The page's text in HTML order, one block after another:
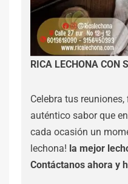
RICA LECHONA CON
Celebra tus
auténtico sabor que
cada ocasión un
lechona! la mejor
Contáctanos ahora y